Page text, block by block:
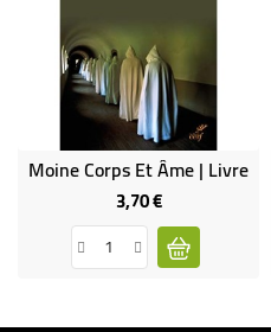
Moine Corps Et Âme | Livre
3,70 €Prix